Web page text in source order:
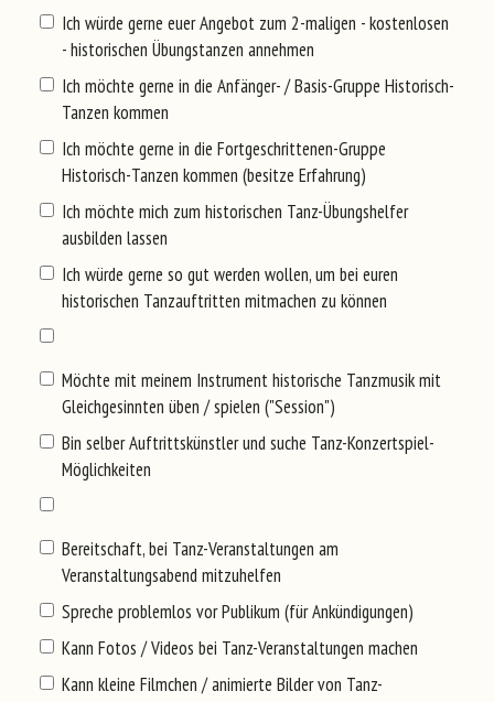
Ich würde gerne euer Angebot zum 2-maligen - kostenlosen
- historischen Übungstanzen annehmen
Ich möchte gerne in die Anfänger- / Basis-Gruppe Historisch-
Tanzen kommen
Ich möchte gerne in die Fortgeschrittenen-Gruppe
Historisch-Tanzen kommen (besitze Erfahrung)
Ich möchte mich zum historischen Tanz-Übungshelfer
ausbilden lassen
Ich würde gerne so gut werden wollen, um bei euren
historischen Tanzauftritten mitmachen zu können
Möchte mit meinem Instrument historische Tanzmusik mit
Gleichgesinnten üben / spielen ("Session")
Bin selber Auftrittskünstler und suche Tanz-Konzertspiel-
Möglichkeiten
Bereitschaft, bei Tanz-Veranstaltungen am
Veranstaltungsabend mitzuhelfen
Spreche problemlos vor Publikum (für Ankündigungen)
Kann Fotos / Videos bei Tanz-Veranstaltungen machen
Kann kleine Filmchen / animierte Bilder von Tanz-